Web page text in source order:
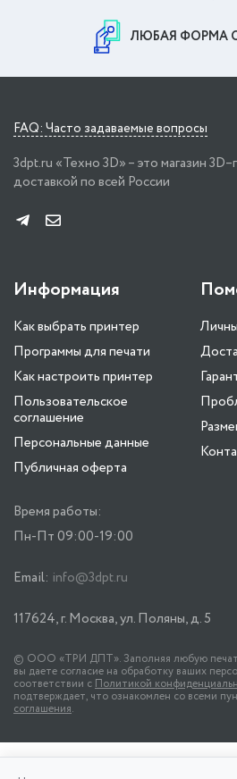
ЛЮБАЯ ФОРМА
FAQ: Часто задаваемые вопросы
3dpt.ru «Техно 3D» – это магазин
доставкой по всей России
Информация
Как выбрать принтер
Программы для печати
Как настроить принтер
Пользовательское
соглашение
Персональные данные
Публичная оферта
Время работы:
Пн-Пт 09:00-19:00
Email: info@3dpt.ru
117624, г. Москва, ул. Поляны, д. 5
© ООО «ТРИ ДПТ». Заполняя любую
вы даете согласие на обработку ваших
соответствии с Политикой
подтверждает, что ознакомлен со всеми
соглашения.